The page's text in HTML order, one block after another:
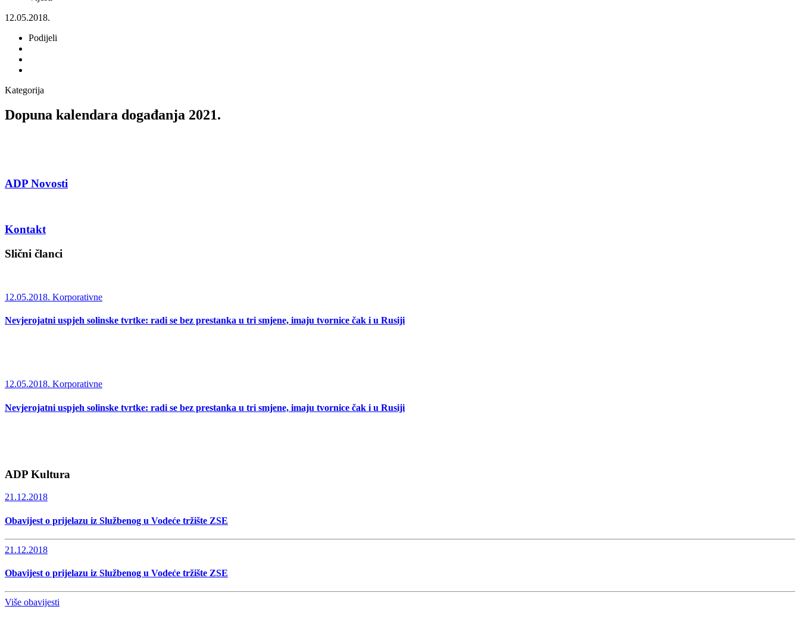
12.05.2018.
Podijeli
Kategorija
Dopuna kalendara događanja 2021.
ADP Novosti
Kontakt
Slični članci
12.05.2018. Korporativne
Nevjerojatni uspjeh solinske tvrtke: radi se bez prestanka u tri smjene, imaju tvornice čak i u Rusiji
12.05.2018. Korporativne
Nevjerojatni uspjeh solinske tvrtke: radi se bez prestanka u tri smjene, imaju tvornice čak i u Rusiji
ADP Kultura
21.12.2018
Obavijest o prijelazu iz Službenog u Vodeće tržište ZSE
21.12.2018
Obavijest o prijelazu iz Službenog u Vodeće tržište ZSE
Više obavijesti